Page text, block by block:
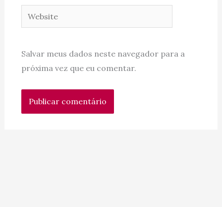
Website
Salvar meus dados neste navegador para a
próxima vez que eu comentar.